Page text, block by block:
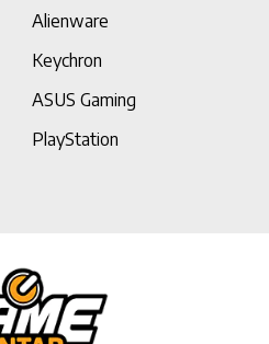
Alienware
Keychron
ASUS Gaming
PlayStation